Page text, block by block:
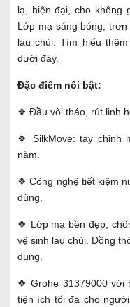
lạ, hiện đại, cho không
Lớp mạ sáng bóng,
lau chùi. Tìm hiểu
dưới đây.
Đặc điểm nổi bật:
❖ Đầu vòi tháo, rút linh
❖ SilkMove: tay chỉnh
năm.
❖ Công nghệ tiết kiệm
dùng.
❖ Lớp mạ bền đẹp,
vệ sinh lau chùi. Đồng
dụng.
❖ Grohe 31379000 với
tiện ích tối đa cho